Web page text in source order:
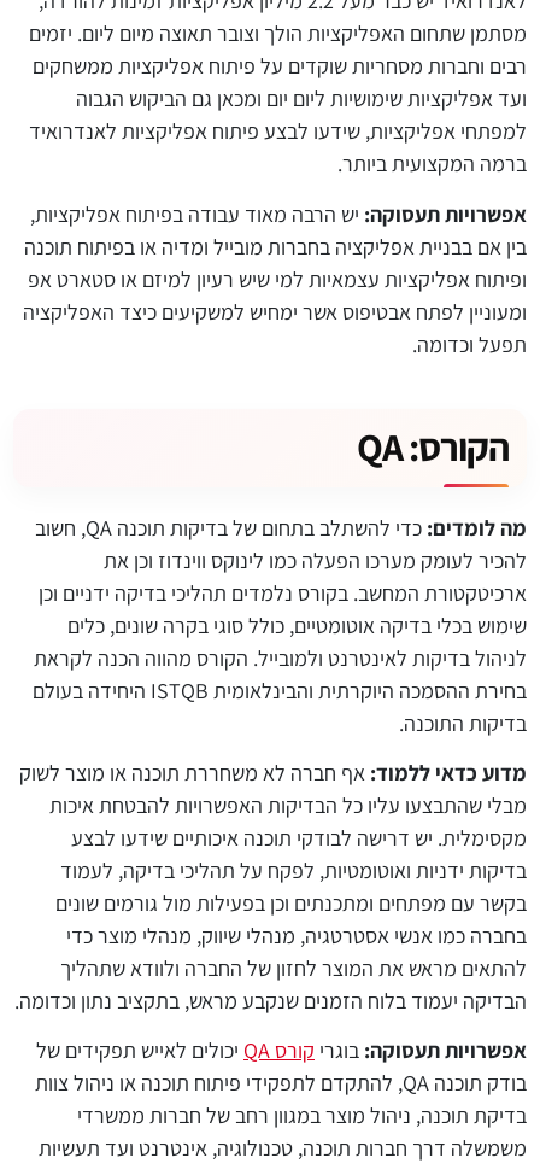
מסתמן שתחום האפליקציות הולך וצובר תאוצה מיום ליום. יזמים
רבים וחברות מסחריות שוקדים על פיתוח אפליקציות ממשחקים
ועד אפליקציות שימושיות ליום יום ומכאן גם הביקוש הגבוה
למפתחי אפליקציות, שידעו לבצע פיתוח אפליקציות לאנדרואיד
ברמה המקצועית ביותר.
אפשרויות תעסוקה: יש הרבה מאוד עבודה בפיתוח אפליקציות,
בין אם בבניית אפליקציה בחברות מובייל ומדיה או בפיתוח תוכנה
ופיתוח אפליקציות עצמאיות למי שיש רעיון למיזם או סטארט אפ
ומעוניין לפתח אבטיפוס אשר ימחיש למשקיעים כיצד האפליקציה
תפעל וכדומה.
הקורס:QA
מה לומדים:
כדי להשתלב בתחום של בדיקות תוכנה QA, חשוב
להכיר לעומק מערכו הפעלה כמו לינוקס ווינדוז וכן את
ארכיטקטורת המחשב. בקורס נלמדים תהליכי בדיקה ידניים וכן
שימוש בכלי בדיקה אוטומטיים, כולל סוגי בקרה שונים, כלים
לניהול בדיקות לאינטרנט ולמובייל. הקורס מהווה הכנה לקראת
בחירת ההסמכה היוקרתית והבינלאומית ISTQB היחידה בעולם
בדיקות התוכנה.
מדוע כדאי ללמוד: אף חברה לא משחררת תוכנה או מוצר לשוק
מבלי שהתבצעו עליו כל הבדיקות האפשרויות להבטחת איכות
מקסימלית. יש דרישה לבודקי תוכנה איכותיים שידעו לבצע
בדיקות ידניות ואוטומטיות, לפקח על תהליכי בדיקה, לעמוד
בקשר עם מפתחים ומתכנתים וכן בפעילות מול גורמים שונים
בחברה כמו אנשי אסטרטגיה, מנהלי שיווק, מנהלי מוצר כדי
להתאים מראש את המוצר לחזון של החברה ולוודא שתהליך
הבדיקה יעמוד בלוח הזמנים שנקבע מראש, בתקציב נתון וכדומה.
אפשרויות תעסוקה: בוגרי קורס QA
יכולים לאייש תפקידים של
בודק תוכנה QA, להתקדם לתפקידי פיתוח תוכנה או ניהול צוות
בדיקת תוכנה, ניהול מוצר במגוון רחב של חברות ממשרדי
משמשלה דרך חברות תוכנה, טכנולוגיה, אינטרנט ועד תעשיות